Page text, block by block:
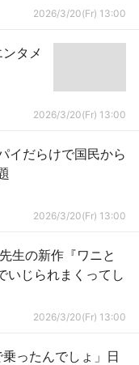
2026/3/20(Fr) 13:00
タメ
2026/3/20(Fr) 13:00
イだらけで国民から
2026/3/20(Fr) 13:00
生の新作『ワニと
いじられまくってし
2026/3/20(Fr) 13:00
ったんでしょ」日